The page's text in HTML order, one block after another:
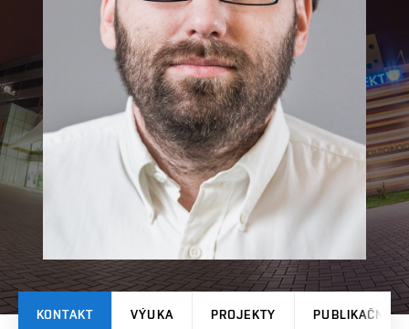
KONTAKT VÝUKA PROJEKTY PUBLIKAČNÍ